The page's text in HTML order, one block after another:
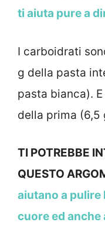
ti aiuta pure a
I carboidrati
g della pasta
pasta bianca).
della prima (6,5
TI POTREBBE
QUESTO
aiutano a pulire
cuore ed anche